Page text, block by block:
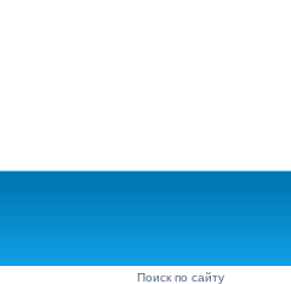
Поиск по сайту